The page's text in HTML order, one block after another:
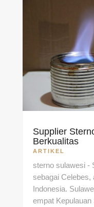
Supplier
Berkualitas
ARTIKEL
sterno sulawesi -
sebagai Celebes,
Indonesia.
empat